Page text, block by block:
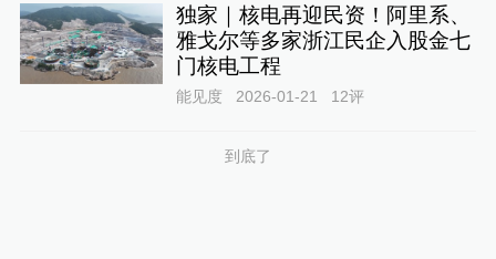
独家｜核电再迎民资！阿里系、
雅戈尔等多家浙江民企入股金七
门核电工程
能见度 2026-01-21 12评
到底了